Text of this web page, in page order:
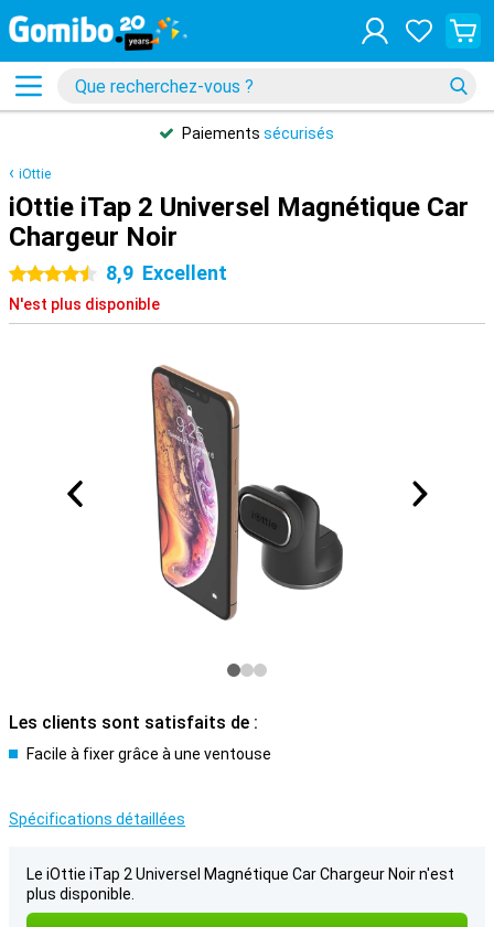
Paiements sécurisés
iOttie
iOttie iTap 2 Universel Magnétique Car
Chargeur Noir
4.5 étoiles
8,9 Excellent
N'est plus disponible
Les clients sont satisfaits de :
Facile à fixer grâce à une ventouse
Spécifications détaillées
Le iOttie iTap 2 Universel Magnétique Car Chargeur Noir n'est
plus disponible.